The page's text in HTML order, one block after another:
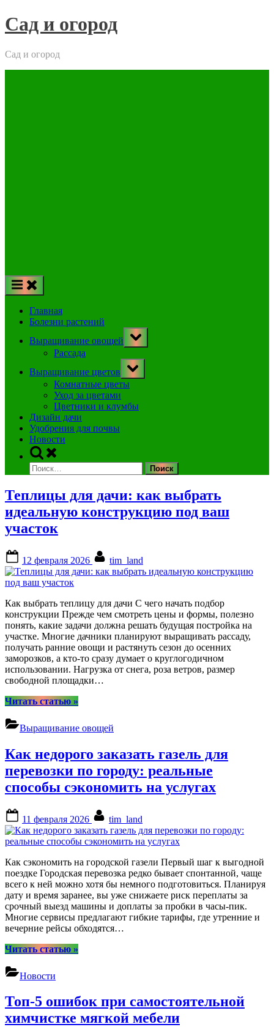
Skip
to
Сад и огород
Сад и огород
Главная
Болезни растений
Выращивание овощей
Toggle
sub-
Рассада
Выращивание цветов
Toggle
sub-
menu
Комнатные цветы
Уход за цветами
Цветники и клумбы
Дизайн дачи
Удобрения для почвы
Новости
Toggle
search
form
Найти:
Теплицы для дачи: как выбрать
идеальную конструкцию под ваш
участок
on
12 февраля 2026 tim_land
Как выбрать теплицу для дачи С чего начать подбор
конструкции Прежде чем смотреть цены и формы, полезно
понять, какие задачи должна решать будущая постройка на
участке. Многие дачники планируют выращивать рассаду,
получать ранние овощи и растянуть сезон до осенних
заморозков, а кто‑то сразу думает о круглогодичном
использовании. Нагрузка от снега, роза ветров, размер
свободной площадки…
Читать статью“Теплицы
как
идеальную
конструкцию
под
ваш
»
Выращивание овощей
Как недорого заказать газель для
перевозки по городу: реальные
способы сэкономить на услугах
on
11 февраля 2026 tim_land
Как сэкономить на городской газели Первый шаг к выгодной
поездке Городская перевозка редко бывает спонтанной, чаще
всего к ней можно хотя бы немного подготовиться. Планируя
дату и время заранее, вы уже снижаете риск переплаты за
срочный выезд машины и доплаты за пробки в часы-пик.
Многие сервисы предлагают гибкие тарифы, где утренние и
вечерние рейсы обходятся…
Читать статью“Как
перевозки
по
»
Новости
Топ-5 ошибок при самостоятельной
химчистке мягкой мебели